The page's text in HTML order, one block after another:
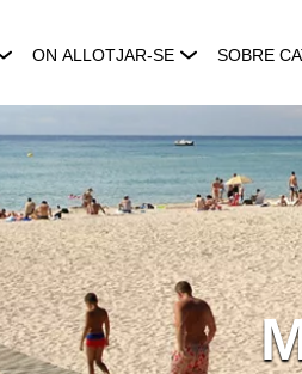
ON ALLOTJAR-SE SOBRE